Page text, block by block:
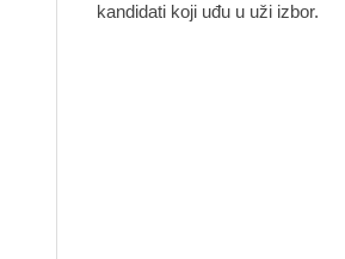
kandidati koji uđu u uži izbor.